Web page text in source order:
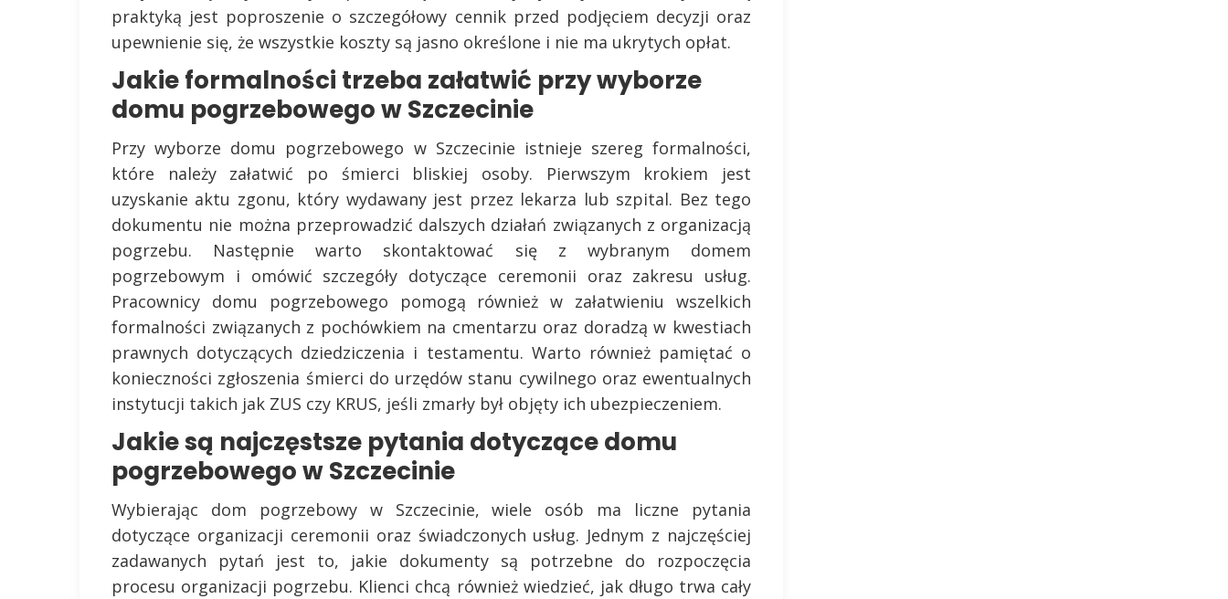
praktyką jest poproszenie o szczegółowy cennik przed podjęciem decyzji oraz
upewnienie się, że wszystkie koszty są jasno określone i nie ma ukrytych opłat.
Jakie formalności trzeba załatwić przy wyborze
domu pogrzebowego w Szczecinie
Przy wyborze domu pogrzebowego w Szczecinie istnieje szereg formalności,
które należy załatwić po śmierci bliskiej osoby. Pierwszym krokiem jest
uzyskanie aktu zgonu, który wydawany jest przez lekarza lub szpital. Bez tego
dokumentu nie można przeprowadzić dalszych działań związanych z organizacją
pogrzebu. Następnie warto skontaktować się z wybranym domem
pogrzebowym i omówić szczegóły dotyczące ceremonii oraz zakresu usług.
Pracownicy domu pogrzebowego pomogą również w załatwieniu wszelkich
formalności związanych z pochówkiem na cmentarzu oraz doradzą w kwestiach
prawnych dotyczących dziedziczenia i testamentu. Warto również pamiętać o
konieczności zgłoszenia śmierci do urzędów stanu cywilnego oraz ewentualnych
instytucji takich jak ZUS czy KRUS, jeśli zmarły był objęty ich ubezpieczeniem.
Jakie są najczęstsze pytania dotyczące domu
pogrzebowego w Szczecinie
Wybierając dom pogrzebowy w Szczecinie, wiele osób ma liczne pytania
dotyczące organizacji ceremonii oraz świadczonych usług. Jednym z najczęściej
zadawanych pytań jest to, jakie dokumenty są potrzebne do rozpoczęcia
procesu organizacji pogrzebu. Klienci chcą również wiedzieć, jak długo trwa cały